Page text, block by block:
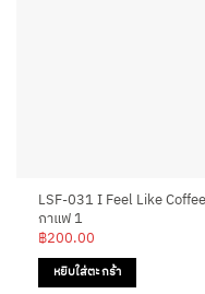
LSF-031 I Feel Like
กาแฟ 1
฿200.00
หยิบใส่ตะกร้า